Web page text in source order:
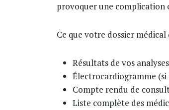
provoquer une complication
Ce que votre dossier
Résultats de vos
Électrocardiogramme (si
Compte rendu de
Liste complète des